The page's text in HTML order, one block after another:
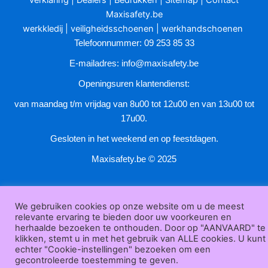
worden
op
de
Maxisafety.be
werkkledij
veiligheidsschoenen werkhandschoenen
Telefoonnummer: 09 253 85 33
E-mailadres: info@maxisafety.be
Openingsuren klantendienst:
van maandag t/m vrijdag van 8u00 tot 12u00 en van 13u00 tot
17u00.
Gesloten in het weekend en op feestdagen.
Maxisafety.be © 2025
We gebruiken cookies op onze website om u de meest
relevante ervaring te bieden door uw voorkeuren en
herhaalde bezoeken te onthouden. Door op "AANVAARD" te
klikken, stemt u in met het gebruik van ALLE cookies. U kunt
echter "Cookie-instellingen" bezoeken om een
gecontroleerde toestemming te geven.